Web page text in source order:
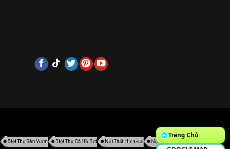
Biệt Thự Sân Vườn Biệt Thự Có Hồ Bơi Nội Thất Hiện Đại Nội Thất Cổ Điển
Trang Chủ